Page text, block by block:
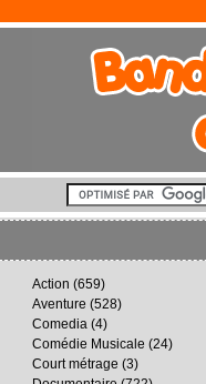
Action (659)
Aventure (528)
Comedia (4)
Comédie Musicale (24)
Court métrage (3)